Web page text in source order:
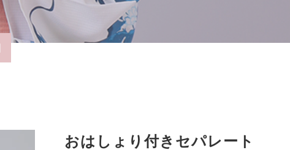
おはしょり付きセパレート